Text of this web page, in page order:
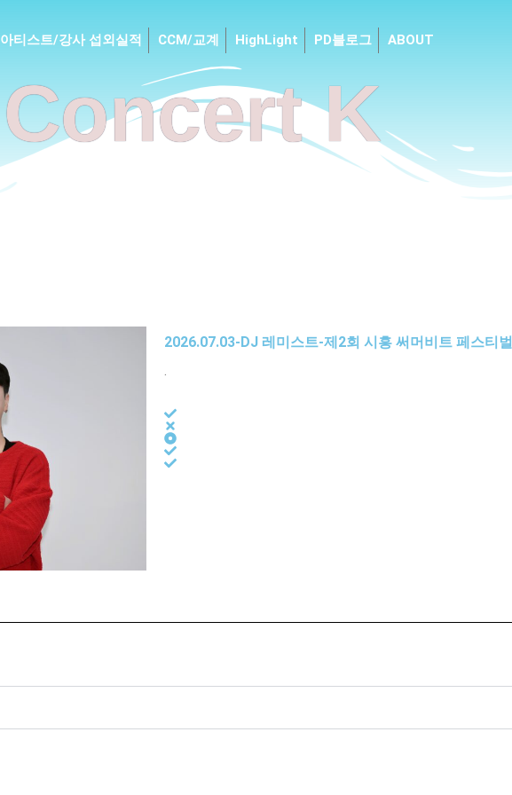
Concert K
아티스트/강사 섭외실적 CCM/교계 HighLight PD블로그 ABOUT
2026.07.03-DJ 레미스트-제2회 시흥 써머비트 페스티벌
.